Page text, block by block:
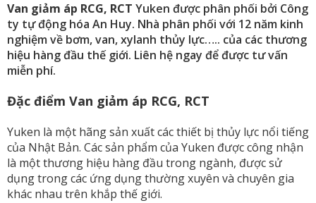
Van giảm áp RCG, RCT Yuken được phân phối bởi Công
ty tự động hóa An Huy. Nhà phân phối với 12 năm kinh
nghiệm về bơm, van, xylanh thủy lực….. của các thương
hiệu hàng đầu thế giới. Liên hệ ngay để được tư vấn
miễn phí.
Đặc điểm Van giảm áp RCG, RCT
Yuken là một hãng sản xuất các thiết bị thủy lực nổi tiếng
của Nhật Bản. Các sản phẩm của Yuken được công nhận
là một thương hiệu hàng đầu trong ngành, được sử
dụng trong các ứng dụng thường xuyên và chuyên gia
khác nhau trên khắp thế giới.